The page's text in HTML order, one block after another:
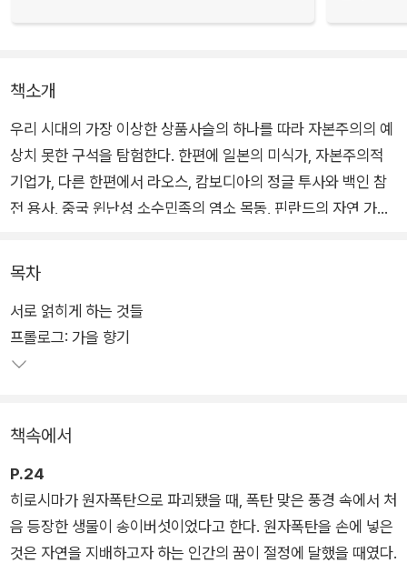
책소개
우리 시대의 가장 이상한 상품사슬의 하나를 따라 자본주의의 예
상치 못한 구석을 탐험한다. 한편에 일본의 미식가, 자본주의적
기업가, 다른 한편에서 라오스, 캄보디아의 정글 투사와 백인 참
전 용사, 중국 윈난성 소수민족의 염소 목동, 핀란드의 자연 가이
서는 시간제로 호출되어 송이버섯을 분류하는 동남아시아 이민
노동자가 있다. 그리고 캐스케이드 산맥 숲 여기저기에서 활기 넘
치는 독특한 경매 현장과 도쿄의 경매 시장으로 이어지는 송이버
섯 무역의 다양한 세계를 목격하게 된다.
동거의 가능성을 이해할 수도 있을 것이다. 소나무 숲과 산림 산
업, 송이버섯 채집인의 역사와 현재를 추적하는 과정에서는 송이
버섯, 풍경, 전쟁, 자유, 자본주의 사이에 기묘하게 얽힌 이야기가
소설처럼 펼쳐진다. 저자는 채집, 임업을 비롯해 균류학과 DNA
연구, 존 케이지의 음악에 이르기까지 다양한 주제를 넘나든다.
목차
서로 얽히게 하는 것들
프롤로그: 가을 향기
책속에서
P.24
히로시마가 원자폭탄으로 파괴됐을 때, 폭탄 맞은 풍경 속에서 처
음 등장한 생물이 송이버섯이었다고 한다. 원자폭탄을 손에 넣은
것은 자연을 지배하고자 하는 인간의 꿈이 절정에 달했을 때였다.